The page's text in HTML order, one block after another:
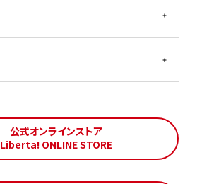
公式オンラインストア
Liberta! ONLINE STORE